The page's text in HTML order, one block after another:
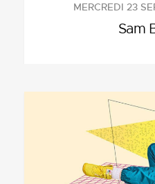
MERCREDI 23
Sam